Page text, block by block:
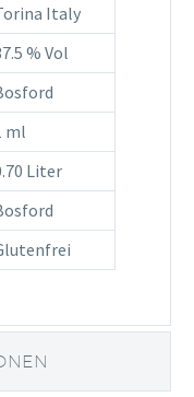
Italy
% Vol
ml
Liter